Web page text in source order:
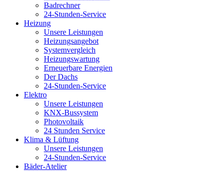
Badrechner
24-Stunden-Service
Heizung
Unsere Leistungen
Heizungsangebot
Systemvergleich
Heizungswartung
Erneuerbare Energien
Der Dachs
24-Stunden-Service
Elektro
Unsere Leistungen
KNX-Bussystem
Photovoltaik
24 Stunden Service
Klima & Lüftung
Unsere Leistungen
24-Stunden-Service
Bäder-Atelier